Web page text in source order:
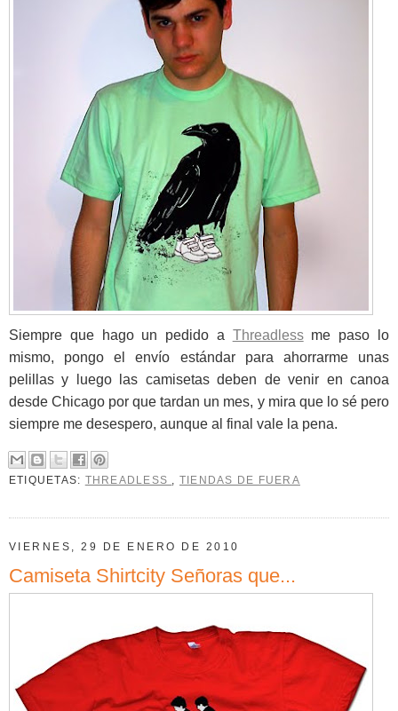
Siempre que hago un pedido a Threadlessme paso lo
mismo, pongo el envío estándar para ahorrarme unas
pelillas y luego las camisetas deben de venir en canoa
desde Chicago por que tardan un mes, y mira que lo sé pero
siempre me desespero, aunque al final vale la pena.
ETIQUETAS: THREADLESS , TIENDAS DE FUERA
VIERNES, 29 DE ENERO DE 2010
Camiseta Shirtcity Señoras que...